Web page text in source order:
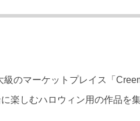
のマーケットプレイス「
楽しむハロウィン用の作品を